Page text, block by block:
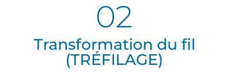
02
Transformation du fil
(TRÉFILAGE)